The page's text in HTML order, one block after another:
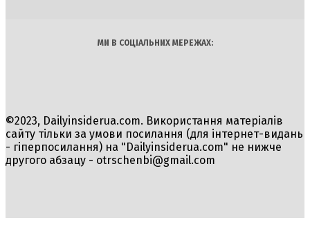
МИ В СОЦІАЛЬНИХ МЕРЕЖАХ:
©2023, Dailyinsiderua.com. Використання матеріалів
сайту тільки за умови посилання (для інтернет-видань
- гіперпосилання) на "Dailyinsiderua.com" не нижче
другого абзацу - otrschenbi@gmail.com